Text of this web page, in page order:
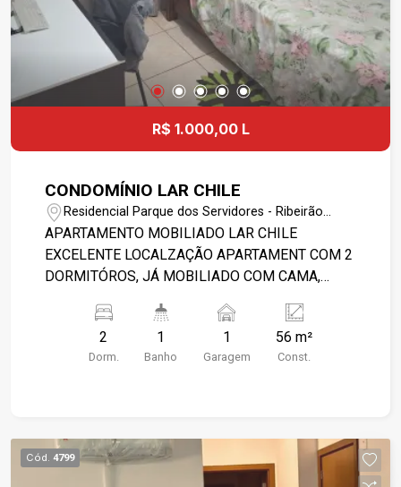
R$ 1.000,00 L
CONDOMÍNIO LAR CHILE
Residencial Parque dos Servidores - Ribeirão
Preto/SP
APARTAMENTO MOBILIADO LAR CHILE
EXCELENTE LOCALZAÇÃO APARTAMENT COM 2
DORMITÓROS, JÁ MOBILIADO COM CAMA,
VENTILADOR DE TETO,COZINHA COM
ARMARIOS, GELADEIRA DUPLEX, MICROONDAS,
E MESA DE JANTAR. AREA DE SERVIÇO COM
TOTALMENTE PRONTO PRA USO.
2
Dorm.
1
Banho
1
Garagem
56 m²
Const.
Cód. 4799